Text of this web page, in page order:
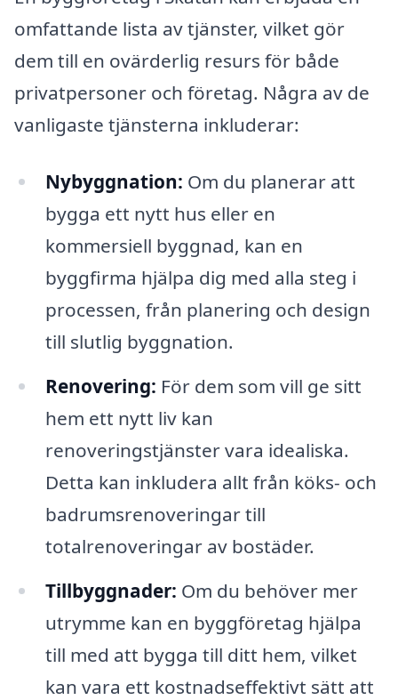
omfattande lista av tjänster, vilket gör
dem till en ovärderlig resurs för både
privatpersoner och företag. Några av de
vanligaste tjänsterna inkluderar:
Nybyggnation: Om du planerar att
bygga ett nytt hus eller en
kommersiell byggnad, kan en
byggfirma hjälpa dig med alla steg i
processen, från planering och design
till slutlig byggnation.
Renovering: För dem som vill ge sitt
hem ett nytt liv kan
renoveringstjänster vara idealiska.
Detta kan inkludera allt från köks- och
badrumsrenoveringar till
totalrenoveringar av bostäder.
Tillbyggnader: Om du behöver mer
utrymme kan en byggföretag hjälpa
till med att bygga till ditt hem, vilket
kan vara ett kostnadseffektivt sätt att